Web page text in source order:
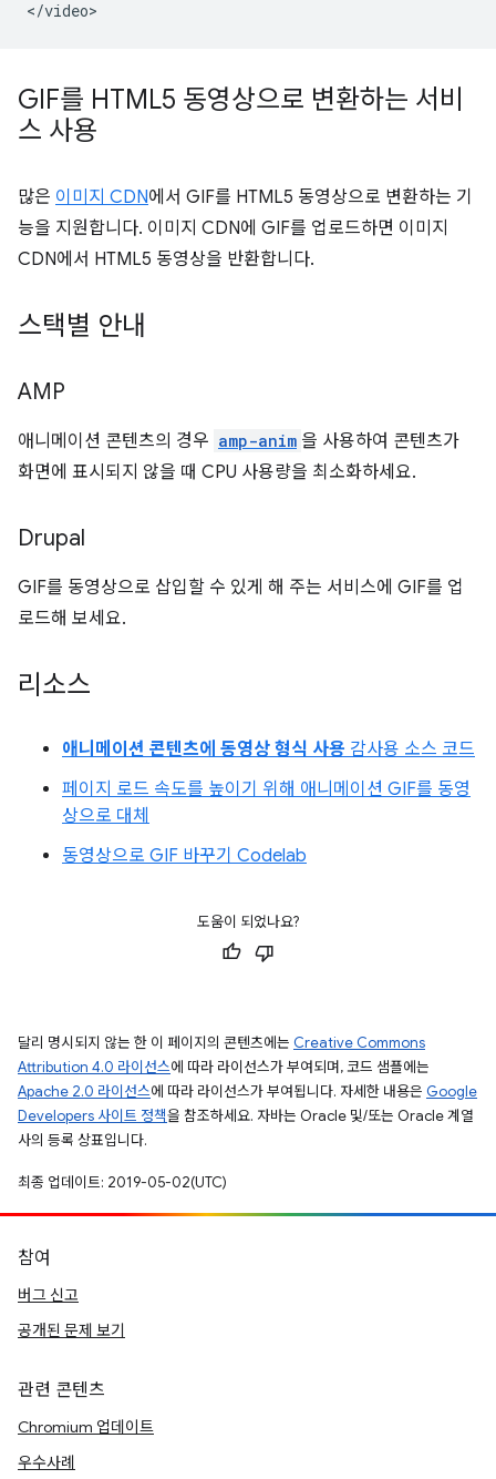
GIF를 HTML5 동영상으로 변환하는 서비
스 사용
많은 이미지 CDN에서 GIF를 HTML5 동영상으로 변환하는 기
능을 지원합니다. 이미지 CDN에 GIF를 업로드하면 이미지
CDN에서 HTML5 동영상을 반환합니다.
스택별 안내
AMP
애니메이션 콘텐츠의 경우 amp-anim 을 사용하여 콘텐츠가
화면에 표시되지 않을 때 CPU 사용량을 최소화하세요.
Drupal
GIF를 동영상으로 삽입할 수 있게 해 주는 서비스에 GIF를 업
로드해 보세요.
리소스
애니메이션 콘텐츠에 동영상 형식 사용 감사용 소스 코드
페이지 로드 속도를 높이기 위해 애니메이션 GIF를 동영
상으로 대체
동영상으로 GIF 바꾸기 Codelab
도움이 되었나요?
달리 명시되지 않는 한 이 페이지의 콘텐츠에는 Creative Commons
Attribution 4.0 라이선스에 따라 라이선스가 부여되며, 코드 샘플에는
Apache 2.0 라이선스에 따라 라이선스가 부여됩니다. 자세한 내용은 Google
Developers 사이트 정책을 참조하세요. 자바는 Oracle 및/또는 Oracle 계열
사의 등록 상표입니다.
최종 업데이트: 2019-05-02(UTC)
참여
버그 신고
공개된 문제 보기
관련 콘텐츠
Chromium 업데이트
우수사례